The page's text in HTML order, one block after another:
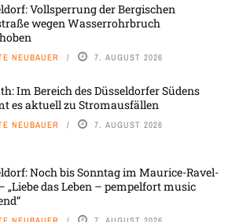
Vollsperrung der Bergischen
wegen Wasserrohrbruch
NEUBAUER 7. AUGUST 2026
Im Bereich des Düsseldorfer Südens
es aktuell zu Stromausfällen
NEUBAUER 7. AUGUST 2026
Noch bis Sonntag im Maurice-Ravel-
„Liebe das Leben – pempelfort music